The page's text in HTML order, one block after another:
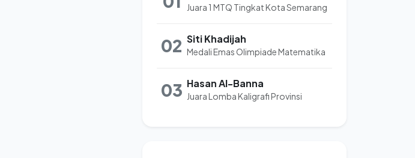
Juara 1 MTQ Tingkat Kota Semarang
02 Siti Khadijah
Medali Emas Olimpiade Matematika
03 Hasan Al-Banna
Juara Lomba Kaligrafi Provinsi